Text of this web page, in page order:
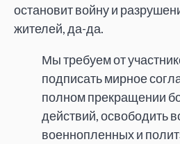
остановит войну и
жителей, да-да.
Мы требуем от
подписать мирное
полном прекращении
действий, освободить
военнопленных и